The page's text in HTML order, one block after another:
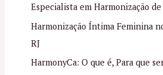
Especialista em Harmonização
Harmonização Íntima Feminina
RJ
HarmonyCa: O que é, Para que